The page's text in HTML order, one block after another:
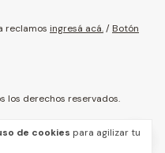
de cookies para agilizar tu
reclamos ingresá acá./ Botón
los derechos reservados.